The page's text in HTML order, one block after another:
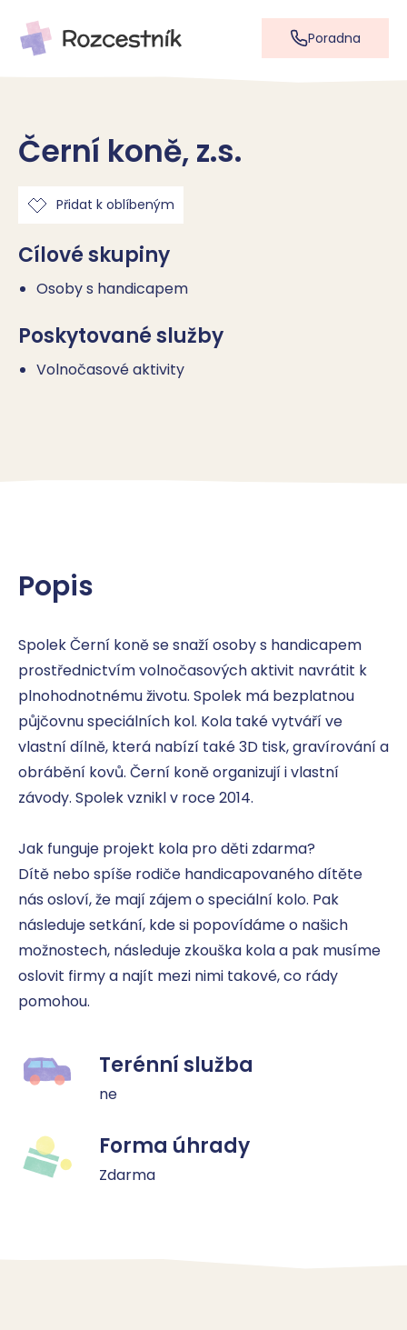
Poradna
Černí koně, z.s.
Přidat k oblíbeným
Cílové skupiny
Osoby s handicapem
Poskytované služby
Volnočasové aktivity
Popis
Spolek Černí koně se snaží osoby s handicapem
prostřednictvím volnočasových aktivit navrátit k
plnohodnotnému životu. Spolek má bezplatnou
půjčovnu speciálních kol. Kola také vytváří ve
vlastní dílně, která nabízí také 3D tisk, gravírování a
obrábění kovů. Černí koně organizují i vlastní
závody. Spolek vznikl v roce 2014.
Jak funguje projekt kola pro děti zdarma?
Dítě nebo spíše rodiče handicapovaného dítěte
nás osloví, že mají zájem o speciální kolo. Pak
následuje setkání, kde si popovídáme o našich
možnostech, následuje zkouška kola a pak musíme
oslovit firmy a najít mezi nimi takové, co rády
pomohou.
Terénní služba
ne
Forma úhrady
Zdarma